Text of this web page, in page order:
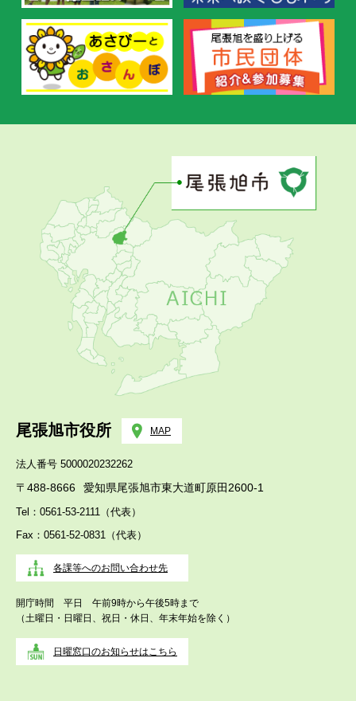
尾張旭市役所 MAP
法人番号 5000020232262
〒488-8666 愛知県尾張旭市東大道町原田2600-1
Tel：0561-53-2111（代表）
Fax：0561-52-0831（代表）
各課等へのお問い合わせ先
開庁時間 平日 午前9時から午後5時まで
（土曜日・日曜日、祝日・休日、年末年始を除く）
日曜窓口のお知らせはこちら